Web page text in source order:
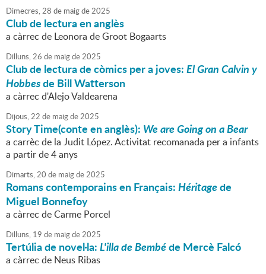
Dimecres,28 de maigde2025
Club de lectura en anglès
a càrrec de Leonora de Groot Bogaarts
Dilluns,26 de maigde2025
Club de lectura de còmics per a joves:El Gran Calvin y
Hobbesde Bill Watterson
a càrrec d'Alejo Valdearena
Dijous,22 de maigde2025
Story Time(conte en anglès): We are Going on a Bear
a carrèc de la Judit López. Activitat recomanada per a infants
a partir de 4 anys
Dimarts,20 de maigde2025
Romans contemporains en Français:Héritagede
Miguel Bonnefoy
a càrrec de Carme Porcel
Dilluns, 19 de maigde2025
Tertúlia de novel·la:L'illa de Bembéde Mercè Falcó
a càrrec de Neus Ribas